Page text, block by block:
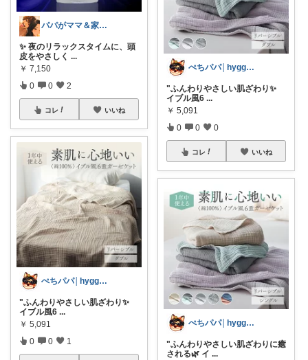
パパがママ＆家族の笑顔の為に選ぶ品😆
✨ 夜のリラックスタイムに、頭
皮をやさしく ...
￥ 7,150
0 0 2
コレ いいね
ぺちパパ│hyggeな心意気を大切に🌿
"ふんわりやさしい肌ざわり✨️
イブル風6 ...
￥ 5,091
0 0 1
ぺちパパ│hyggeな心意気を大切に🌿
"ふんわりやさしい肌ざわり✨️
イブル風6 ...
￥ 5,091
0 0 0
コレ いいね
ぺちパパ│hyggeな心意気を大切に🌿
"ふんわりやさしい肌ざわりに癒
される🌿 イ ...